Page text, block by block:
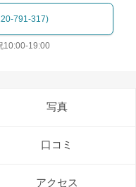
791-317)
10:00-19:00
写真
口コミ
アクセス